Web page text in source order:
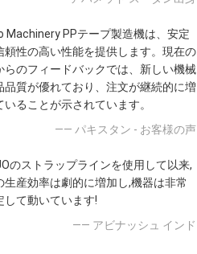
Machinery PPテープ製造機は、安定
頼性の高い性能を提供します。現在の
らのフィードバックでは、新しい機械
品質が優れており、注文が継続的に増
いることが示されています。
—— パキスタン - お客様の声
のストラップラインを使用して以来,
生産効率は劇的に増加し,機器は非常
して動いています!
—— アビナッシュ インド